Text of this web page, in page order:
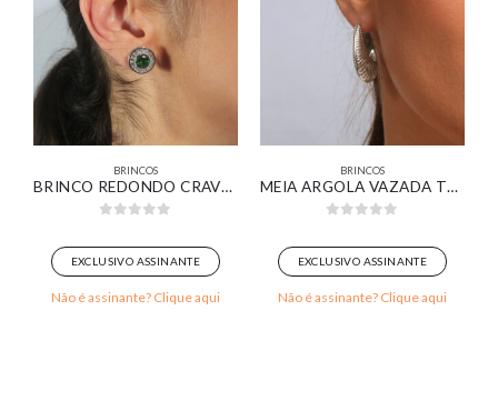
BRINCOS
BRINCO REDONDO CRAVEJADO COM ZIRCÔNIA ESMERALDA BANHADO EM OURO BRANCO
EXCLUSIVO ASSINANTE
Não é assinante? Clique aqui
BRINCOS
MEIA ARGOLA VAZADA TEXTURIZADA BANHADA EM OURO BRANCO
EXCLUSIVO ASSINANTE
Não é assinante? Clique aqui